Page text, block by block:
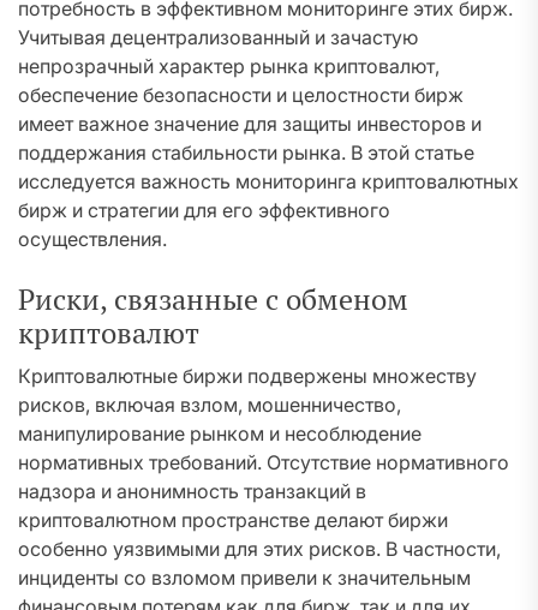
потребность в эффективном мониторинге этих бирж.
Учитывая децентрализованный и зачастую
непрозрачный характер рынка криптовалют,
обеспечение безопасности и целостности бирж
имеет важное значение для защиты инвесторов и
поддержания стабильности рынка. В этой статье
исследуется важность мониторинга криптовалютных
бирж и стратегии для его эффективного
осуществления.
Риски, связанные с обменом
криптовалют
Криптовалютные биржи подвержены множеству
рисков, включая взлом, мошенничество,
манипулирование рынком и несоблюдение
нормативных требований. Отсутствие нормативного
надзора и анонимность транзакций в
криптовалютном пространстве делают биржи
особенно уязвимыми для этих рисков. В частности,
инциденты со взломом привели к значительным